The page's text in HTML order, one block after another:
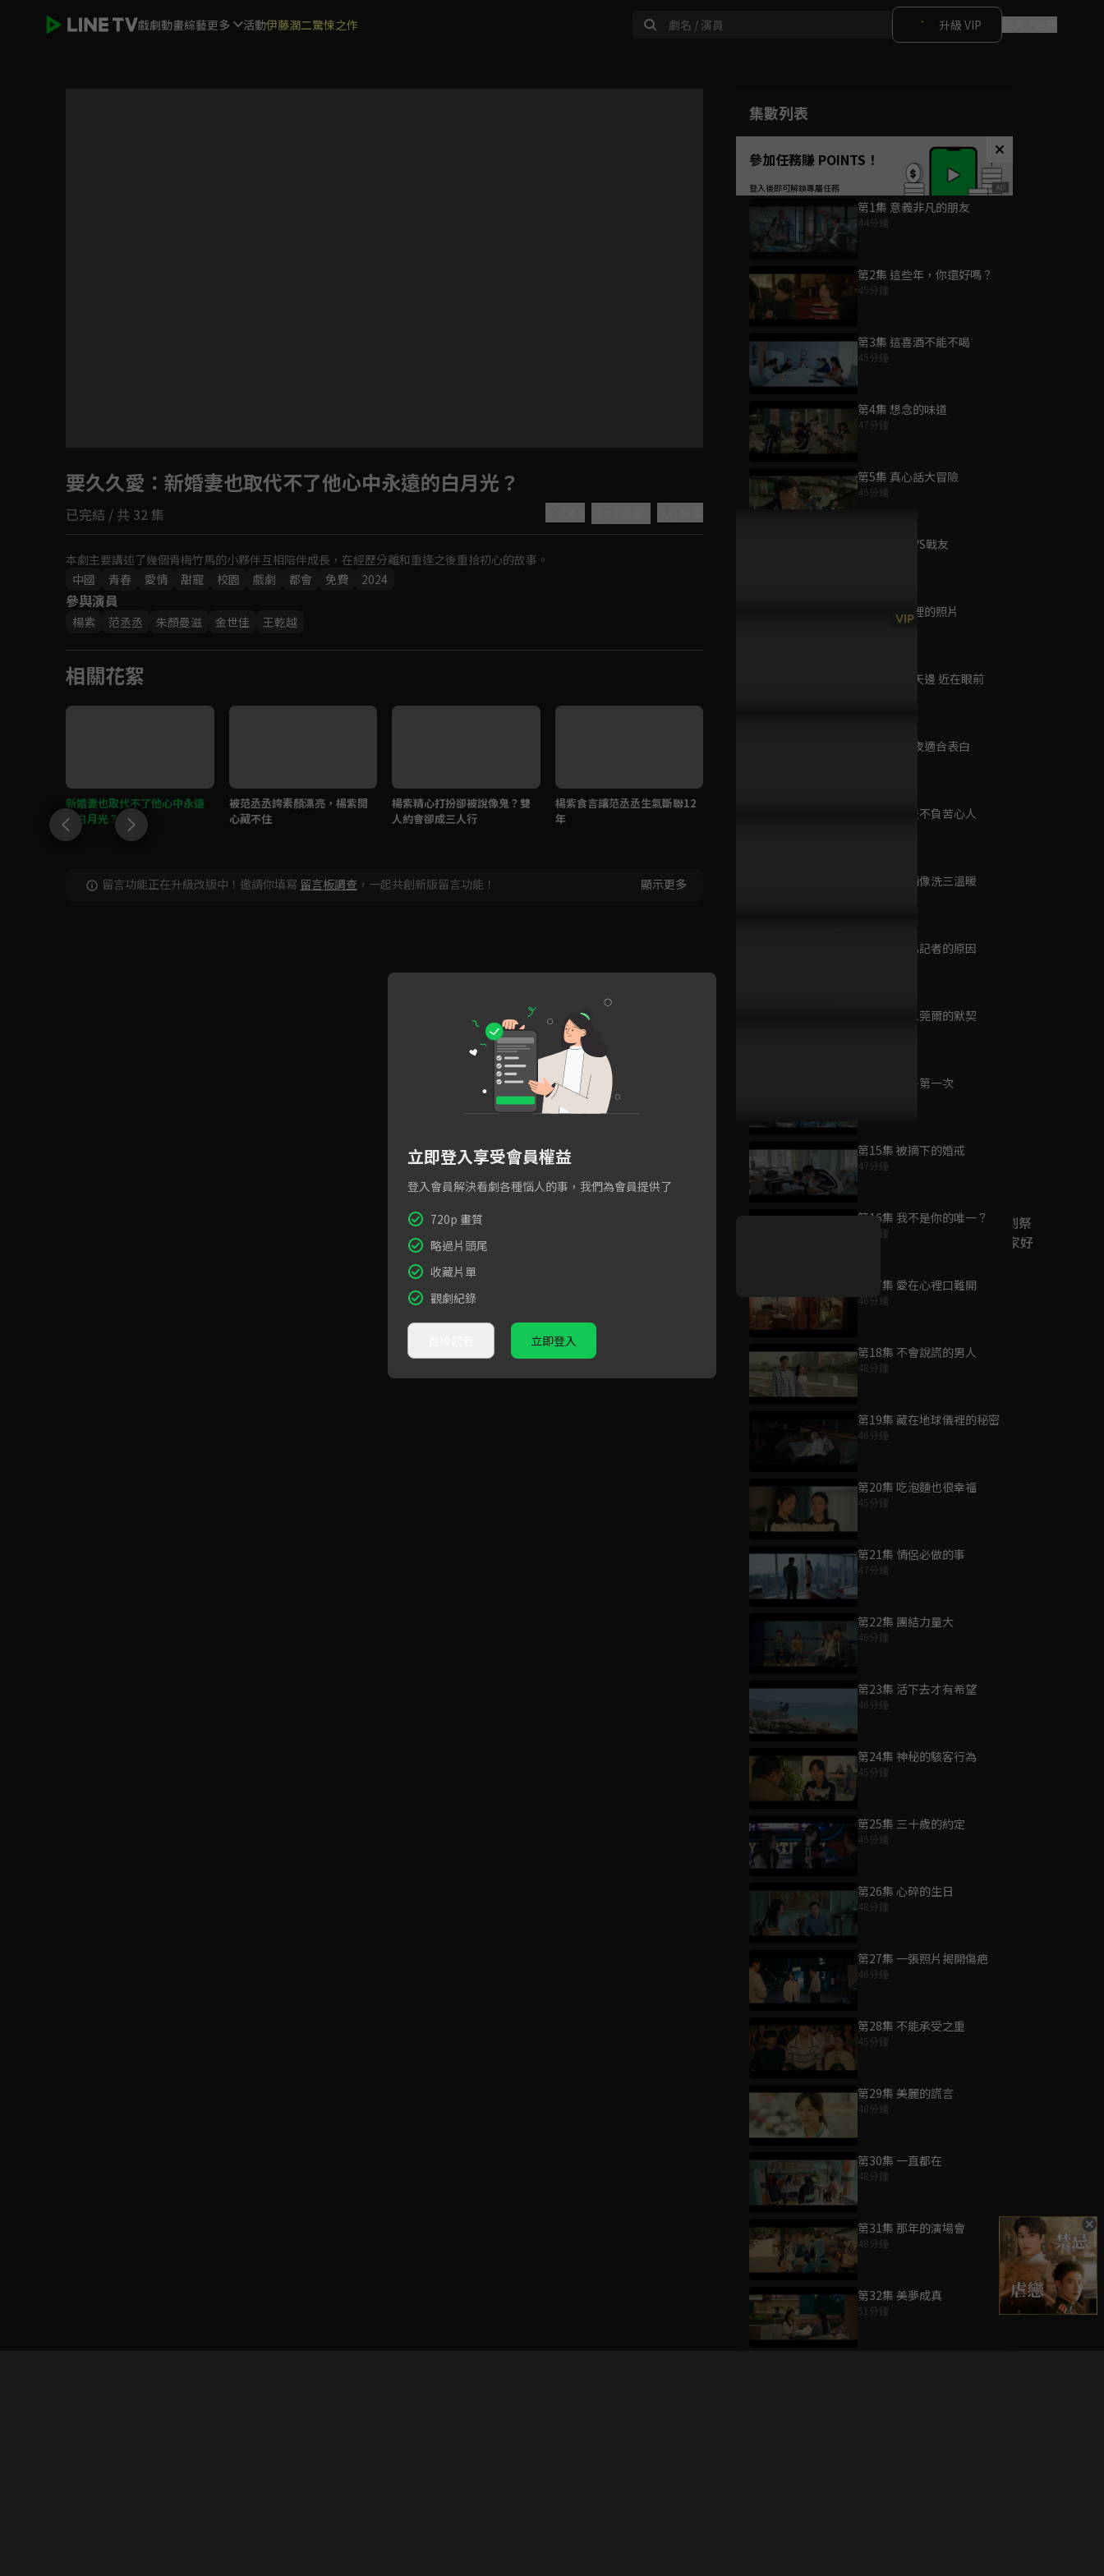
戲劇動畫綜藝更多 活動伊藤潤二驚悚之作 升級 VIP
Play
集數列表
參加任務賺 POINTS！
第1集 意義非凡的朋友
44分鐘
第2集 這些年，你還好嗎？
45分鐘
第3集 這喜酒不能不喝
45分鐘
第4集 想念的味道
47分鐘
第5集 真心話大冒險
45分鐘
第6集 敵人VS戰友
第7集 錢包裡的照片
第8集 遠在天邊 近在眼前
第9集 跨年夜適合表白
第10集 皇天不負苦心人
第11集 心情像洗三溫暖
第12集 成為記者的原因
第13集 令人莞爾的默契
第14集 生平第一次
第15集 被摘下的婚戒
47分鐘
第16集 我不是你的唯一？
47分鐘
第17集 愛在心裡口難開
46分鐘
第18集 不會說謊的男人
48分鐘
第19集 藏在地球儀裡的秘密
46分鐘
第20集 吃泡麵也很幸福
45分鐘
第21集 情侶必做的事
47分鐘
第22集 團結力量大
46分鐘
第23集 活下去才有希望
46分鐘
第24集 神秘的駭客行為
45分鐘
第25集 三十歲的約定
45分鐘
第26集 心碎的生日
48分鐘
第27集 一張照片揭開傷疤
46分鐘
第28集 不能承受之重
45分鐘
第29集 美麗的謊言
48分鐘
第30集 一直都在
48分鐘
第31集 那年的演場會
48分鐘
第32集 美夢成真
51分鐘
要久久愛 ：新婚妻也取代不了他心中永遠的白月光？
已完結 / 共 32 集
本劇主要講述了幾個青梅竹馬的小夥伴互相陪伴成長，在經歷分離和重逢之後重拾初心的故事。
中國
青春 愛情 甜寵 校園 戲劇 都會 免費 2024
參與演員
楊紫 范丞丞 朱顏曼滋 金世佳 王乾越
相關花絮
新婚妻也取代不了他心中永遠
的白月光？
被范丞丞誇素顏漂亮，楊紫開
心藏不住
楊紫精心打扮卻被說像鬼？雙
人約會卻成三人行
楊紫食言讓范丞丞生氣斷聯12
年
媽撞見？
留言功能正在升級改版中！邀請你填寫 留言板調查 ，一起共創新版留言功能！ 顯示更多
為您推薦
VIP野火蔓延時
已完結 / 共 20 集
瞧！你這小脾氣
已完結 / 共 24 集
聽見我的聲音
好康資訊
7/21-8/20，盛夏追劇祭
升級VIP最優惠！獨家好
7月21日-8月20日
立即登入享受會員權益
登入會員解決看劇各種惱人的事，我們為會員提供了
720p 畫質
略過片頭尾
收藏片單
觀劇紀錄
立即登入